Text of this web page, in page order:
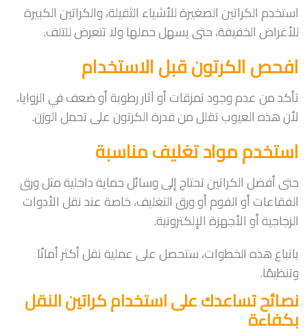
استخدم الكراتين الصغيرة للأشياء الثقيلة، والكراتين الكبيرة
للأغراض الخفيفة، حتى يسهل حملها ولا تتعرض للتلف.
افحص الكرتون قبل الاستخدام
تأكد من عدم وجود تمزقات أو آثار رطوبة أو ضعف في الزوايا،
لأن هذه العيوب تقلل من قدرة الكرتون على تحمل الوزن.
استخدم مواد تغليف مناسبة
حتى أفضل الكراتين تحتاج إلى وسائل حماية داخلية مثل ورق
الفقاعات أو الفوم أو ورق التغليف، خاصة عند نقل الأدوات
الزجاجية أو الأجهزة الإلكترونية.
باتباع هذه الخطوات، ستحصل على عملية نقل أكثر أمانًا
وتنظيمًا.
نصائح تساعدك على استخدام كراتين النقل
بكفاءة